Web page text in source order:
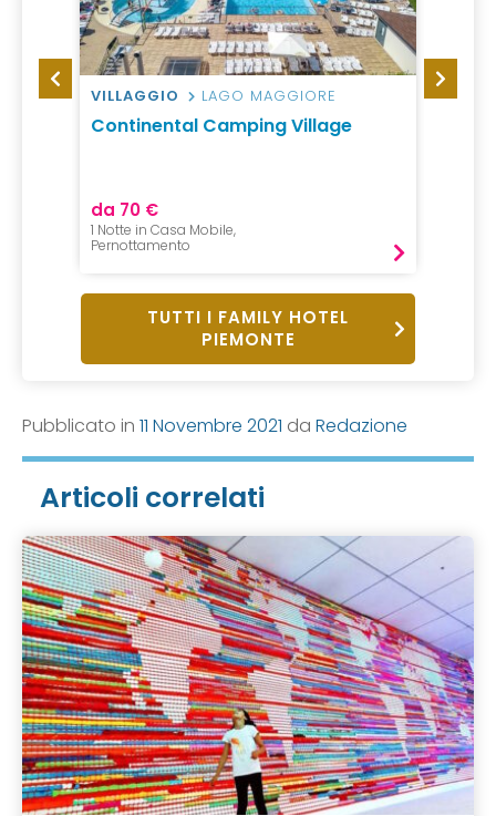
VILLAGGIO LAGO MAGGIORE
Continental Camping Village
da 70 €
1 Notte in Casa Mobile,
Pernottamento
TUTTI I FAMILY HOTEL
PIEMONTE
Pubblicato in 11 Novembre 2021 da Redazione
Articoli correlati